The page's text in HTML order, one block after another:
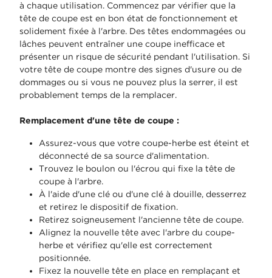
à chaque utilisation. Commencez par vérifier que la
tête de coupe est en bon état de fonctionnement et
solidement fixée à l'arbre. Des têtes endommagées ou
lâches peuvent entraîner une coupe inefficace et
présenter un risque de sécurité pendant l'utilisation. Si
votre tête de coupe montre des signes d'usure ou de
dommages ou si vous ne pouvez plus la serrer, il est
probablement temps de la remplacer.
Remplacement d'une tête de coupe :
Assurez-vous que votre coupe-herbe est éteint et
déconnecté de sa source d'alimentation.
Trouvez le boulon ou l'écrou qui fixe la tête de
coupe à l'arbre.
À l'aide d'une clé ou d'une clé à douille, desserrez
et retirez le dispositif de fixation.
Retirez soigneusement l'ancienne tête de coupe.
Alignez la nouvelle tête avec l'arbre du coupe-
herbe et vérifiez qu'elle est correctement
positionnée.
Fixez la nouvelle tête en place en remplaçant et